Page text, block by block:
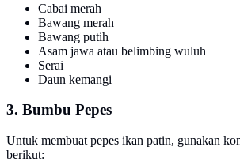
Cabai merah
Bawang merah
Bawang putih
Asam jawa atau belimbing wuluh
Serai
Daun kemangi
3. Bumbu Pepes
Untuk membuat pepes ikan patin, gunakan
berikut: